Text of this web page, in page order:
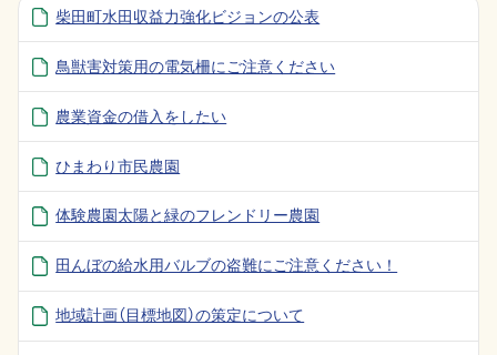
柴田町水田収益力強化ビジョンの公表
鳥獣害対策用の電気柵にご注意ください
農業資金の借入をしたい
ひまわり市民農園
体験農園太陽と緑のフレンドリー農園
田んぼの給水用バルブの盗難にご注意ください！
地域計画（目標地図）の策定について